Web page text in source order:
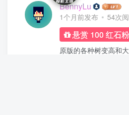
BennyLu
1个月前发布 54次
悬赏 100 红石粉
原版的各种树变高和